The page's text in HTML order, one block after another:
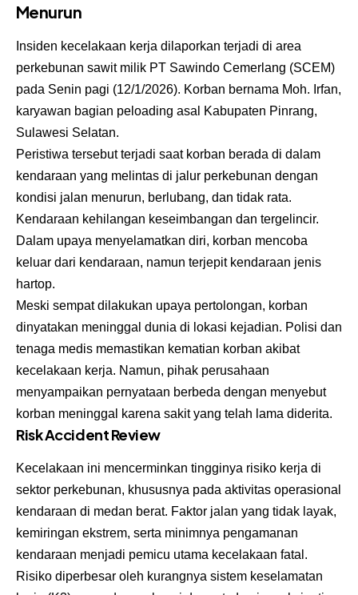
Menurun
Insiden kecelakaan kerja dilaporkan terjadi di area
perkebunan sawit milik PT Sawindo Cemerlang (SCEM)
pada Senin pagi (12/1/2026). Korban bernama Moh. Irfan,
karyawan bagian peloading asal Kabupaten Pinrang,
Sulawesi Selatan.
Peristiwa tersebut terjadi saat korban berada di dalam
kendaraan yang melintas di jalur perkebunan dengan
kondisi jalan menurun, berlubang, dan tidak rata.
Kendaraan kehilangan keseimbangan dan tergelincir.
Dalam upaya menyelamatkan diri, korban mencoba
keluar dari kendaraan, namun terjepit kendaraan jenis
hartop.
Meski sempat dilakukan upaya pertolongan, korban
dinyatakan meninggal dunia di lokasi kejadian. Polisi dan
tenaga medis memastikan kematian korban akibat
kecelakaan kerja. Namun, pihak perusahaan
menyampaikan pernyataan berbeda dengan menyebut
korban meninggal karena sakit yang telah lama diderita.
Risk Accident Review
Kecelakaan ini mencerminkan tingginya risiko kerja di
sektor perkebunan, khususnya pada aktivitas operasional
kendaraan di medan berat. Faktor jalan yang tidak layak,
kemiringan ekstrem, serta minimnya pengamanan
kendaraan menjadi pemicu utama kecelakaan fatal.
Risiko diperbesar oleh kurangnya sistem keselamatan